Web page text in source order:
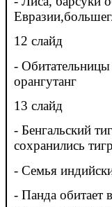
12 слайд
- Обитательницы
орангутанг
13 слайд
- Бенгальский
сохранились
- Семья
- Панда обитает